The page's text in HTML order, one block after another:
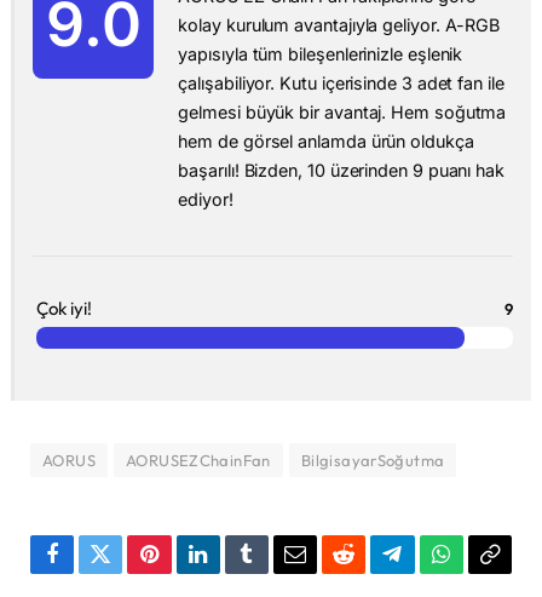
9.0
kolay kurulum avantajıyla geliyor. A-RGB
yapısıyla tüm bileşenlerinizle eşlenik
çalışabiliyor. Kutu içerisinde 3 adet fan ile
gelmesi büyük bir avantaj. Hem soğutma
hem de görsel anlamda ürün oldukça
başarılı! Bizden, 10 üzerinden 9 puanı hak
ediyor!
Çok iyi! 9
AORUS AORUSEZChainFan BilgisayarSoğutma
Facebook
TwitterPinterestLinkedInTumblrEmailRedditTelegramWhatsApp